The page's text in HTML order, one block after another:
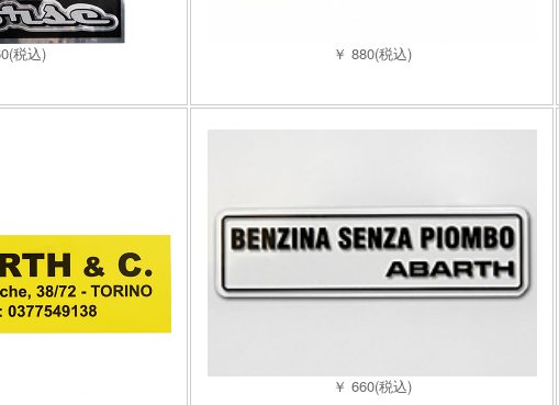
税込) ￥ 880(税込)
￥ 660(税込)